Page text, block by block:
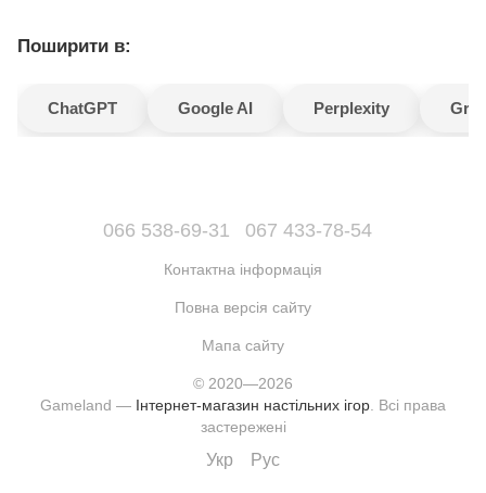
Поширити в:
ChatGPT Google AI Perplexity
066 538-69-31 067 433-78-54
Контактна інформація
Повна версія сайту
Мапа сайту
© 2020—2026
Gameland — Інтернет-магазин настільних ігор . Всі права
застережені
Укр Рус